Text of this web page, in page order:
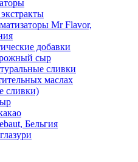
Mr Flavor,
добавки
сыр
сливки
маслах
сливки)
Бельгия